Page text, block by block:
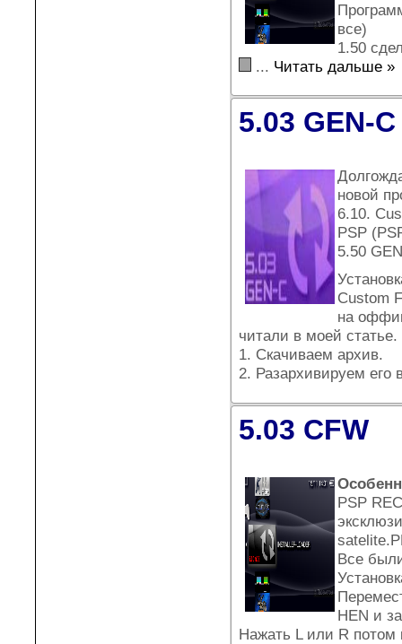
все)
1.50
... Читать дальше »
5.03 GEN-C
новой
6.10.
PSP
5.50
Custom
на
читали в моей статье.
1. Скачиваем архив.
2. Разархивируем его
5.03 CFW
PSP
Все
HEN и
Нажать L или R потом